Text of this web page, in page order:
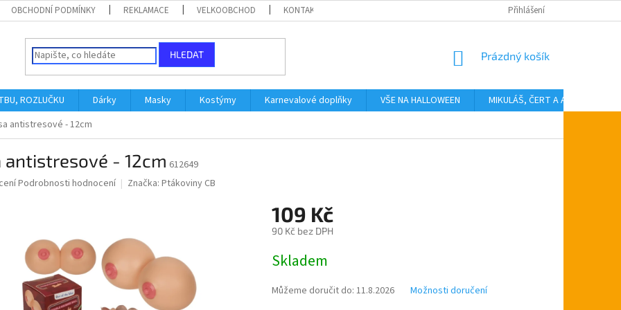
OBCHODNÍ PODMÍNKY REKLAMACE VELKOOBCHOD KONTAKTY Přihlášení
HLEDAT
NÁKUPNÍ
Prázdný košík
ROZLUČKU Dárky Masky Kostýmy Karnevalové doplňky VŠE NA HALLOWEEN MIKULÁŠ, ČERT A ANDĚL
antistresové - 12cm
antistresové - 12cm 612649
Podrobnosti hodnocení Značka: Ptákoviny CB
109 Kč
90 Kč bez DPH
cena:
Skladem
Můžeme doručit do: 11.8.2026 Možnosti doručení